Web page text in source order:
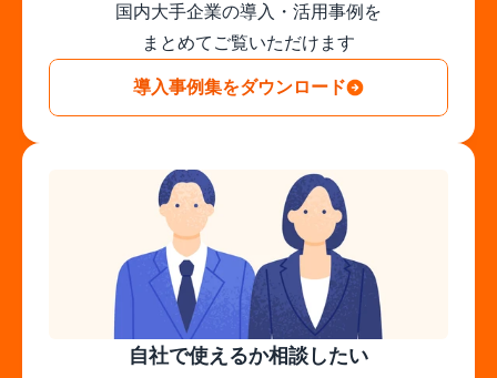
国内大手企業の導入・活用事例を
まとめてご覧いただけます
導入事例集をダウンロード
自社で使えるか相談したい